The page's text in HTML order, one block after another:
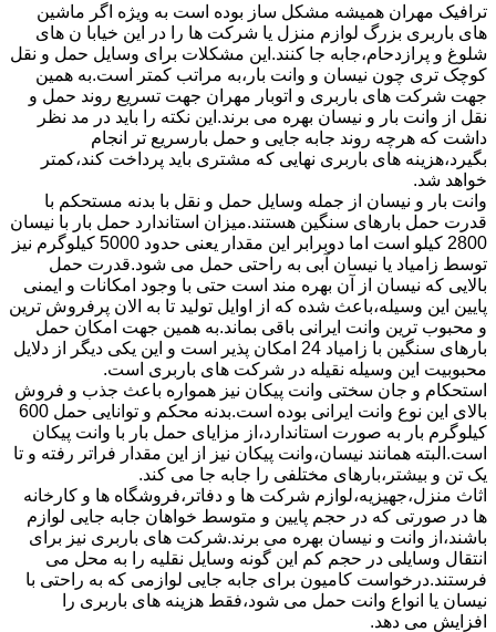
ترافیک مهران همیشه مشکل ساز بوده است به ویژه اگر ماشین
های باربری بزرگ لوازم منزل یا شرکت ها را در این خیابا ن های
شلوغ و پرازدحام،جابه جا کنند.این مشکلات برای وسایل حمل و نقل
کوچک تری چون نیسان و وانت بار،به مراتب کمتر است.به همین
جهت شرکت های باربری و اتوبار مهران جهت تسریع روند حمل و
نقل از وانت بار و نیسان بهره می برند.این نکته را باید در مد نظر
داشت که هرچه روند جابه جایی و حمل بارسریع تر انجام
بگیرد،هزینه های باربری نهایی که مشتری باید پرداخت کند،کمتر
خواهد شد.
وانت بار و نیسان از جمله وسایل حمل و نقل با بدنه مستحکم با
قدرت حمل بارهای سنگین هستند.میزان استاندارد حمل بار با نیسان
2800 کیلو است اما دوبرابر این مقدار یعنی حدود 5000 کیلوگرم نیز
توسط زامیاد یا نیسان آبی به راحتی حمل می شود.قدرت حمل
بالایی که نیسان از آن بهره مند است حتی با وجود امکانات و ایمنی
پایین این وسیله،باعث شده که از اوایل تولید تا به الان پرفروش ترین
و محبوب ترین وانت ایرانی باقی بماند.به همین جهت امکان حمل
بارهای سنگین با زامیاد 24 امکان پذیر است و این یکی دیگر از دلایل
محبوبیت این وسیله نقیله در شرکت های باربری است.
استحکام و جان سختی وانت پیکان نیز همواره باعث جذب و فروش
بالای این نوع وانت ایرانی بوده است.بدنه محکم و توانایی حمل 600
کیلوگرم بار به صورت استاندارد،از مزایای حمل بار با وانت پیکان
است.البته همانند نیسان،وانت پیکان نیز از این مقدار فراتر رفته و تا
یک تن و بیشتر،بارهای مختلفی را جابه جا می کند.
اثاث منزل،جهیزیه،لوازم شرکت ها و دفاتر،فروشگاه ها و کارخانه
ها در صورتی که در حجم پایین و متوسط خواهان جابه جایی لوازم
باشند،از وانت و نیسان بهره می برند.شرکت های باربری نیز برای
انتقال وسایلی در حجم کم این گونه وسایل نقلیه را به محل می
فرستند.درخواست کامیون برای جابه جایی لوازمی که به راحتی با
نیسان یا انواع وانت حمل می شود،فقط هزینه های باربری را
افزایش می دهد.